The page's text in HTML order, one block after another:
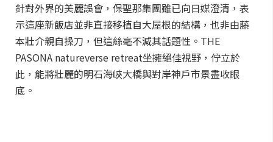
針對外界的美麗誤會，保聖那集團雖已向日媒澄清，表
示這座新飯店並非直接移植自大屋根的結構，也非由藤
本壯介親自操刀，但這絲毫不減其話題性。THE
PASONA natureverse retreat坐擁絕佳視野，佇立於
此，能將壯麗的明石海峽大橋與對岸神戶市景盡收眼
底。